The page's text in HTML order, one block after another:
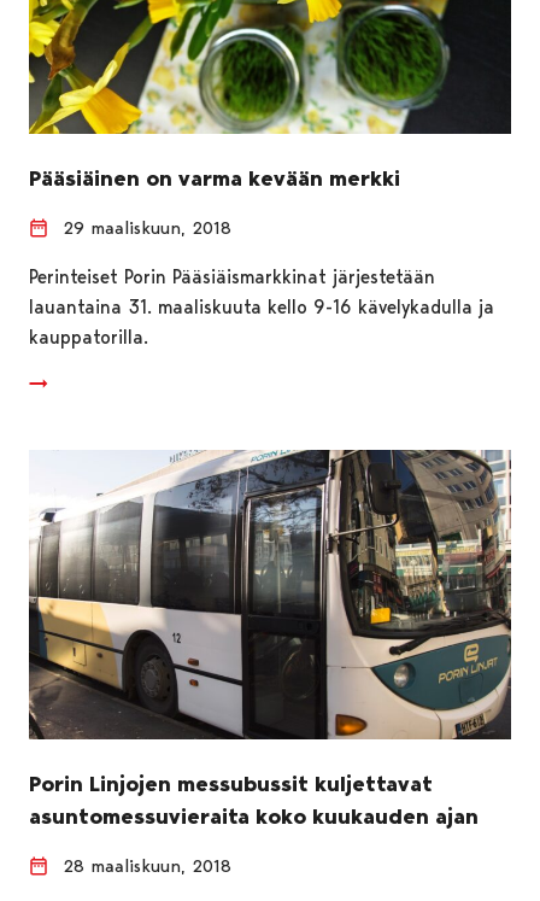
Pääsiäinen on varma kevään merkki
29 maaliskuun, 2018
Perinteiset Porin Pääsiäismarkkinat järjestetään
lauantaina 31. maaliskuuta kello 9-16 kävelykadulla ja
kauppatorilla.
Porin Linjojen messubussit kuljettavat
asuntomessuvieraita koko kuukauden ajan
28 maaliskuun, 2018